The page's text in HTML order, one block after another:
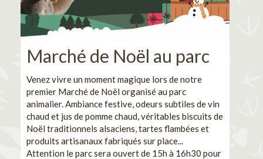
Marché de Noël au parc
Venez vivre un moment magique lors de notre
premier Marché de Noël organisé au parc
animalier. Ambiance festive, odeurs subtiles de vin
chaud et jus de pomme chaud, véritables biscuits de
Noël traditionnels alsaciens, tartes flambées et
produits artisanaux fabriqués sur place...
Attention le parc sera ouvert de 15h à 16h30 pour